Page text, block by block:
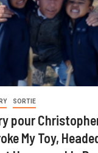
SORTIE
pour
My Toy,